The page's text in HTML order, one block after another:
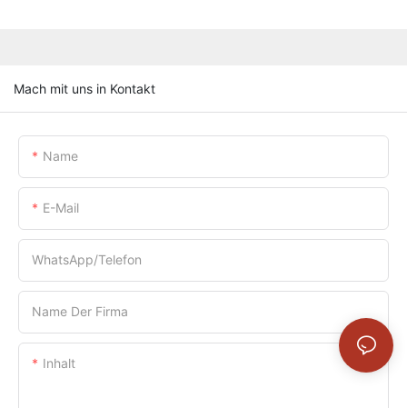
Mach mit uns in Kontakt
Name
E-Mail
WhatsApp/Telefon
Name Der Firma
Inhalt